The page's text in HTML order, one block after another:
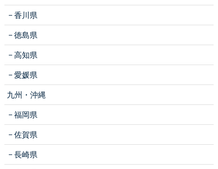
香川県
徳島県
高知県
愛媛県
九州・沖縄
福岡県
佐賀県
長崎県